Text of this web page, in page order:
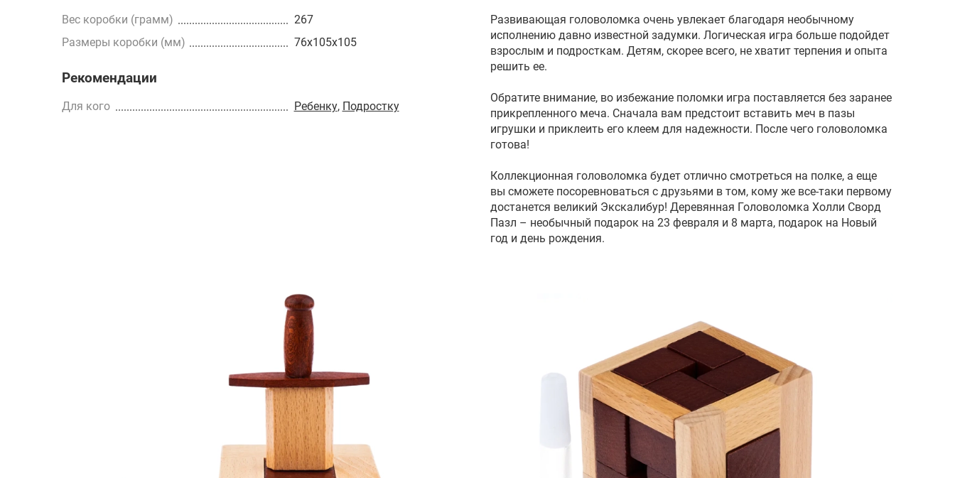
Вес коробки (грамм)
267
Размеры коробки (мм)
76x105x105
Рекомендации
Для кого Ребенку, Подростку
Развивающая головоломка очень увлекает благодаря необычному
исполнению давно известной задумки. Логическая игра больше подойдет
взрослым и подросткам. Детям, скорее всего, не хватит терпения и опыта
решить ее.
Обратите внимание, во избежание поломки игра поставляется без заранее
прикрепленного меча. Сначала вам предстоит вставить меч в пазы
игрушки и приклеить его клеем для надежности. После чего головоломка
готова!
Коллекционная головоломка будет отлично смотреться на полке, а еще
вы сможете посоревноваться с друзьями в том, кому же все-таки первому
достанется великий Экскалибур! Деревянная Головоломка Холли Сворд
Пазл – необычный подарок на 23 февраля и 8 марта, подарок на Новый
год и день рождения.